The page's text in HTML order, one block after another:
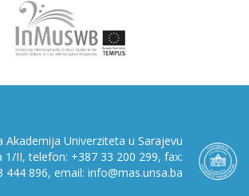
Univerziteta u Sarajevu
1/II, telefon: +387 33 200 299, fax:
444 896, email: info@mas.unsa.ba